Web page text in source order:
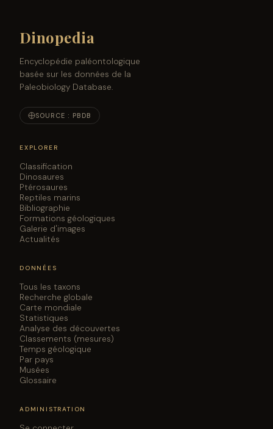
Dinopedia
Encyclopédie paléontologique
basée sur les données de la
Paleobiology Database.
SOURCE : PBDB
EXPLORER
Classification
Dinosaures
Ptérosaures
Reptiles marins
Bibliographie
Formations géologiques
Galerie d'images
Actualités
DONNÉES
Tous les taxons
Recherche globale
Carte mondiale
Statistiques
Analyse des découvertes
Classements (mesures)
Temps géologique
Par pays
Musées
Glossaire
ADMINISTRATION